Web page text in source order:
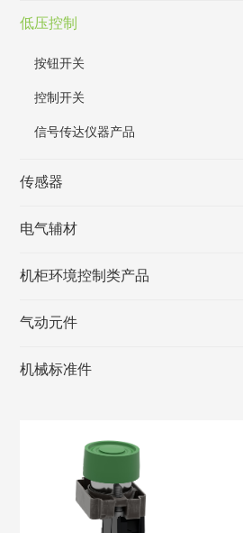
低压控制
按钮开关
控制开关
信号传达仪器产品
传感器
电气辅材
机柜环境控制类产品
气动元件
机械标准件